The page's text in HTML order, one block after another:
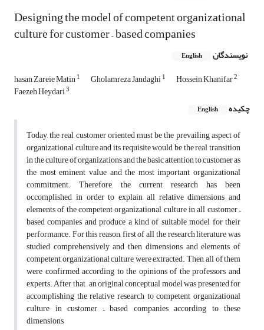
Designing the model of competent organizational
culture for customer – based companies
نویسندگان English
hasan Zareie Matin1 Gholamreza Jandaghi1 Hossein Khanifar2
Faezeh Heydari3
چکیده English
Today, the real customer oriented must be the prevailing aspect of
organizational culture and its requisite would be the real transition
in the culture of organizations and the basic attention to customer as
the most eminent value and the most important organizational
commitment. Therefore, the current research has been
occomplished in order to explain all relative dimensions and
elements of the competent organizational culture in all customer –
based companies and produce a kind of suitable model for their
performance. For this reason, first of all the research literature was
studied comprehensively and then dimensions and elements of
competent organizational culture were extracted. Then, all of them
were confirmed according to the opinions of the professors and
experts. After that , an original conceptual model was presented for
accomplishing the relative research to competent organizational
culture in customer – based companies according to these
dimensions